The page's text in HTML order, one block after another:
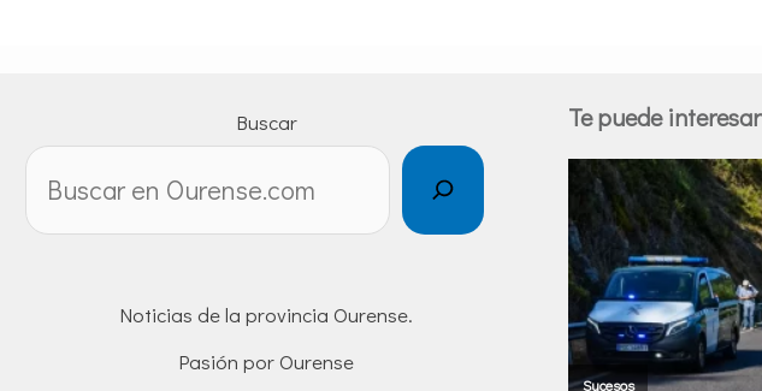
Buscar
Noticias de la provincia Ourense.
Pasión por Ourense
Te puede interesar